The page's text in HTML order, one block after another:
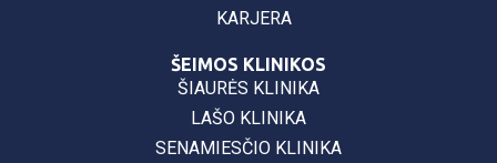
KARJERA
ŠEIMOS KLINIKOS
ŠIAURĖS KLINIKA
LAŠO KLINIKA
SENAMIESČIO KLINIKA